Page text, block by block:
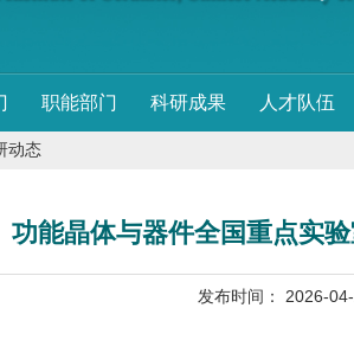
职能部门 科研成果 人才队伍
动态
功能晶体与器件全国重点实
发布时间： 2026-